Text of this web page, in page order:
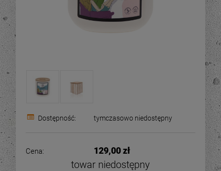
Dostępność: tymczasowo niedostępny
Cena: 129,00 zł
towar niedostępny